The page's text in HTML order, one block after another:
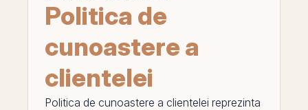
Politica de
cunoastere a
clientelei
Politica de cunoastere a clientelei reprezinta